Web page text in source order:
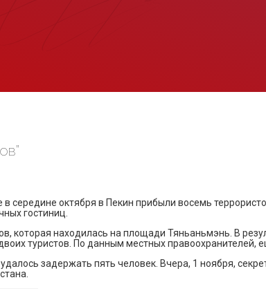
середине октября в Пекин прибыли восемь
гостиниц.
которая находилась на площади Тяньаньмэнь. В
туристов. По данным местных правоохранителей,
задержать пять человек. Вчера, 1 ноября,